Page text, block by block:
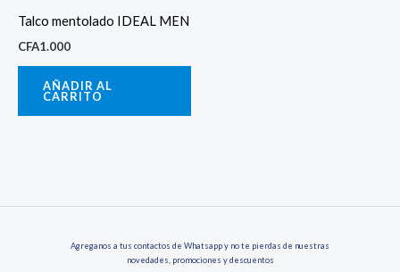
Talco mentolado IDEAL MEN
CFA1.000
AÑADIR AL
CARRITO
Agreganos a tus contactos de Whatsapp y no te pierdas de nuestras
novedades, promociones y descuentos